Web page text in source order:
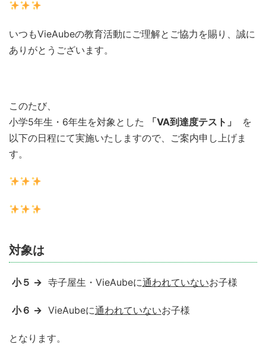
いつもVieAubeの教育活動にご理解とご協力を賜り、誠に
ありがとうございます。
このたび、
小学5年生・6年生を対象とした
「VA到達度テスト」
を
以下の日程にて実施いたしますので、ご案内申し上げま
す。
対象は
小５ → 寺子屋生・VieAubeに通われていないお子様
小６ → VieAubeに通われていないお子様
となります。